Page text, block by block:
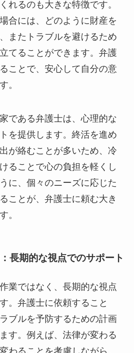
れるのも大きな特徴です。
合には、どのように財産を
またトラブルを避けるため
てることができます。弁護
ことで、安心して自分の意
。
である弁護士は、心理的な
を提供します。終活を進め
が絡むことが多いため、冷
ることで心の負担を軽くし
に、個々のニーズに応じた
ことが、弁護士に頼む大き
。
長期的な視点でのサポート
業ではなく、長期的な視点
。弁護士に依頼すること
ブルを予防するための計画
す。例えば、法律が変わる